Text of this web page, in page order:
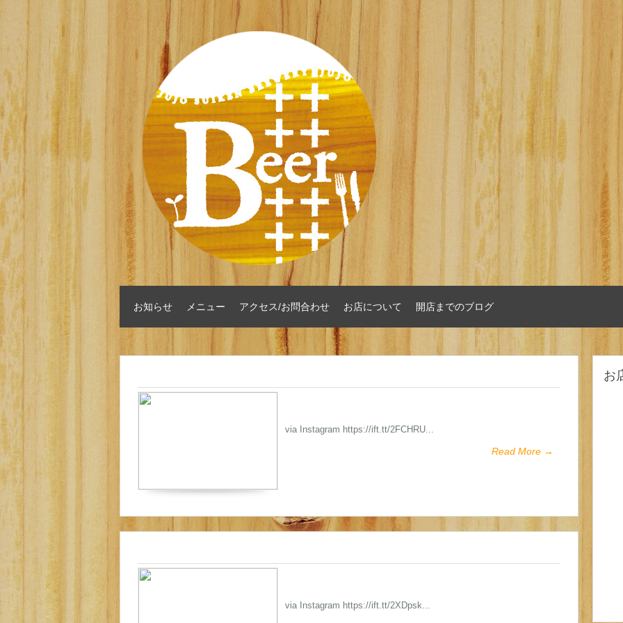
お知らせ メニュー アクセス/お問合わせ お店について 開店までのブログ
via Instagram https://ift.tt/2FCHRU...
Read More →
via Instagram https://ift.tt/2XDpsk...
お